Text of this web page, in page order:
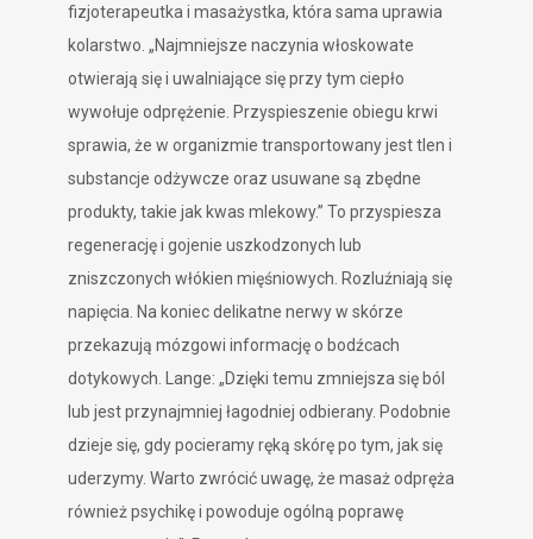
fizjoterapeutka i masażystka, która sama uprawia
kolarstwo. „Najmniejsze naczynia włoskowate
otwierają się i uwalniające się przy tym ciepło
wywołuje odprężenie. Przyspieszenie obiegu krwi
sprawia, że w organizmie transportowany jest tlen i
substancje odżywcze oraz usuwane są zbędne
produkty, takie jak kwas mlekowy.” To przyspiesza
regenerację i gojenie uszkodzonych lub
zniszczonych włókien mięśniowych. Rozluźniają się
napięcia. Na koniec delikatne nerwy w skórze
przekazują mózgowi informację o bodźcach
dotykowych. Lange: „Dzięki temu zmniejsza się ból
lub jest przynajmniej łagodniej odbierany. Podobnie
dzieje się, gdy pocieramy ręką skórę po tym, jak się
uderzymy. Warto zwrócić uwagę, że masaż odpręża
również psychikę i powoduje ogólną poprawę